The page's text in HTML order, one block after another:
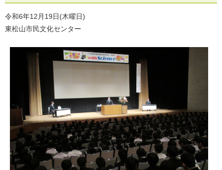
令和6年12月19日(木曜日)
東松山市民文化センター